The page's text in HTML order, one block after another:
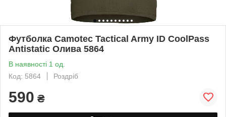
Футболка Camotec Tactical Army ID CoolPass
Antistatic Олива 5864
В наявності 1 од.
Код: 5864
Роздріб
590 ₴